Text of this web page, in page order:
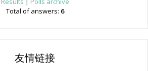
Total of answers: 6
友情链接